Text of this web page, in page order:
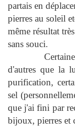
partais en
pierres au soleil
même résultat
sans souci.
d'autres que la
purification,
sel
que j'ai fini par
bijoux, pierres et